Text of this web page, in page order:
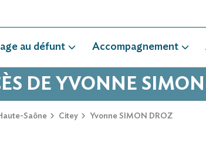
au défunt Accompagnement
DE YVONNE
Saône Citey Yvonne SIMON DROZ